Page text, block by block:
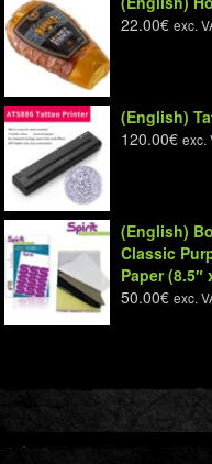
22.00€ exc.
(English)
120.00€ exc.
(English)
Classic
Paper (8.5″
50.00€ exc.